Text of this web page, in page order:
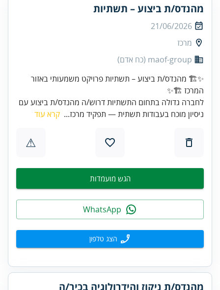
מהנדס/ת ביצוע – תשתיות
21/06/2026
מרכז
maof-group (כח אדם)
✨🏗️ מהנדס/ת ביצוע – תשתיות פרויקט משמעותי באזור
המרכז 🏗️✨
לחברה גדולה בתחום התשתיות דרוש/ה מהנדס/ת ביצוע עם
ניסיון מוכח בעבודות תשתית — תפקיד מרכז... קרא עוד
⚠
הגש מועמדות
הצג טלפון
מהנדס/ת ניקוז והידרולוגיה בכיר/ה